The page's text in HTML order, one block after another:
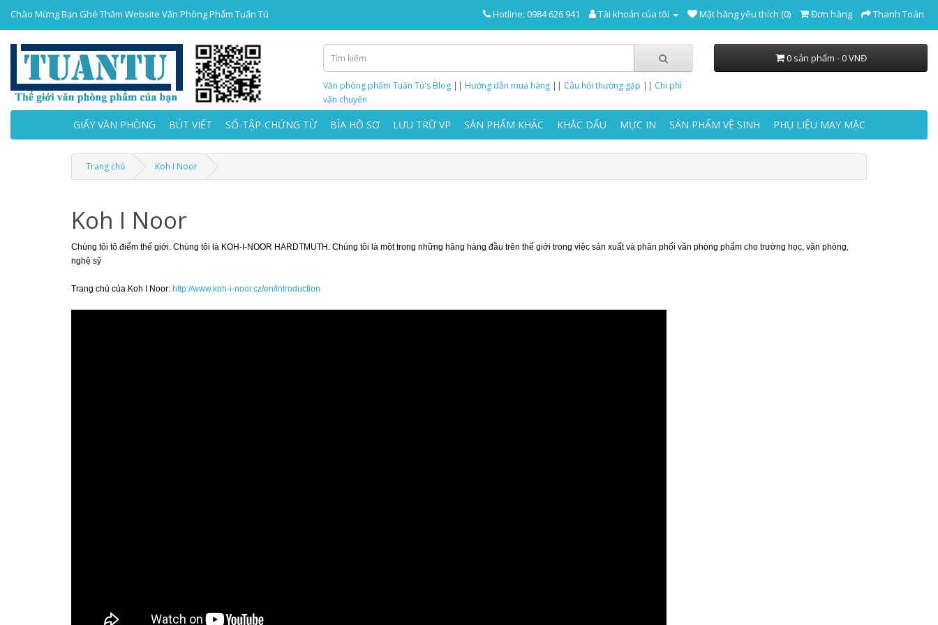
Chào Mừng Bạn Ghé Thăm Website Văn Phòng Phẩm Tuấn Tú Hotline: 0984 626 941 Tài khoản của tôi Mặt hàng yêu thích (0) Đơn hàng Thanh Toán
Văn phòng phẩm Tuấn Tú's Blog || Hướng dẫn mua hàng || Câu hỏi thường gặp || Chi phí
vận chuyển
0 sản phẩm - 0 VNĐ
GIẤY VĂN PHÒNG BÚT VIẾT SỔ-TẬP-CHỨNG TỪ BÌA HỒ SƠ LƯU TRỮ VP SẢN PHẨM KHÁC KHẮC DẤU MỰC IN SẢN PHẨM VỆ SINH PHỤ LIỆU MAY MẶC
Trang chủ Koh I Noor
Koh I Noor
Chúng tôi tô điểm thế giới. Chúng tôi là KOH-I-NOOR HARDTMUTH. Chúng tôi là một trong những hãng hàng đầu trên thế giới trong việc sản xuất và phân phối văn phòng phẩm cho trường học, văn phòng,
nghệ sỹ
Trang chủ của Koh I Noor: http://www.koh-i-noor.cz/en/introduction